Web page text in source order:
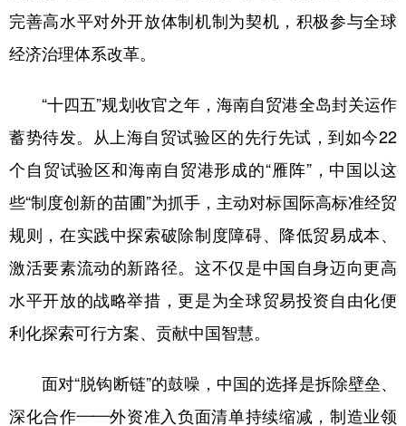
完善高水平对外开放体制机制为契机，积极参与全球
经济治理体系改革。
“十四五”规划收官之年，海南自贸港全岛封关运作
蓄势待发。从上海自贸试验区的先行先试，到如今22
个自贸试验区和海南自贸港形成的“雁阵”，中国以这
些“制度创新的苗圃”为抓手，主动对标国际高标准经贸
规则，在实践中探索破除制度障碍、降低贸易成本、
激活要素流动的新路径。这不仅是中国自身迈向更高
水平开放的战略举措，更是为全球贸易投资自由化便
利化探索可行方案、贡献中国智慧。
面对“脱钩断链”的鼓噪，中国的选择是拆除壁垒、
深化合作——外资准入负面清单持续缩减，制造业领